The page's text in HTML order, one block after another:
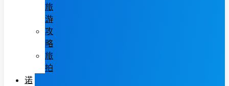
旅
游
攻
略
旅
拍
诺